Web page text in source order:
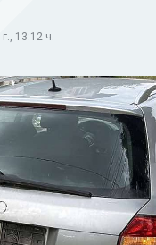
13:12 ч.